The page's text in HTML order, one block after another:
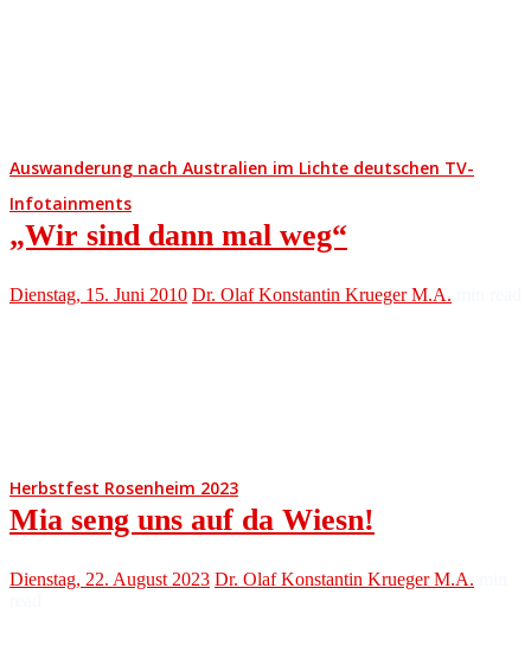
Auswanderung nach Australien im Lichte deutschen TV-
Infotainments
„Wir sind dann mal weg“
Dienstag, 15. Juni 2010 Dr. Olaf Konstantin Krueger M.A.
Herbstfest Rosenheim 2023
Mia seng uns auf da Wiesn!
Dienstag, 22. August 2023 Dr. Olaf Konstantin Krueger M.A.